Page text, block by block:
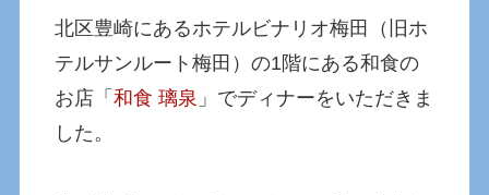
北区豊崎にあるホテルビナリオ梅田（旧ホ
テルサンルート梅田）の1階にある和食の
お店「和食 璃泉 」でディナーをいただきま
した。